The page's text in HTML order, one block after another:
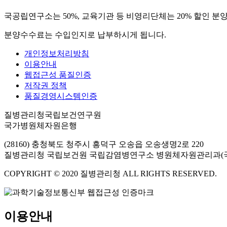
국공립연구소는 50%, 교육기관 등 비영리단체는 20% 할인 분
분양수수료는 수입인지로 납부하시게 됩니다.
개인정보처리방침
이용안내
웹접근성 품질인증
저작권 정책
품질경영시스템인증
질병관리청국립보건연구원
국가병원체자원은행
(28160) 충청북도 청주시 흥덕구 오송읍 오송생명2로 220
질병관리청 국립보건원 국립감염병연구소 병원체자원관리과(
COPYRIGHT © 2020 질병관리청 ALL RIGHTS RESERVED.
이용안내